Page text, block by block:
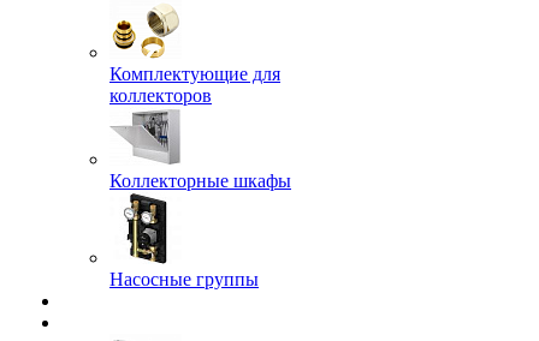
Комплектующие для
коллекторов
Коллекторные шкафы
Насосные группы